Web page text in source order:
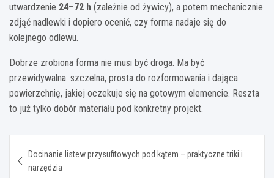
utwardzenie 24–72 h (zależnie od żywicy), a potem mechanicznie
zdjąć nadlewki i dopiero ocenić, czy forma nadaje się do
kolejnego odlewu.
Dobrze zrobiona forma nie musi być droga. Ma być
przewidywalna: szczelna, prosta do rozformowania i dająca
powierzchnię, jakiej oczekuje się na gotowym elemencie. Reszta
to już tylko dobór materiału pod konkretny projekt.
wpisu
Docinanie listew przysufitowych pod kątem – praktyczne triki i
narzędzia